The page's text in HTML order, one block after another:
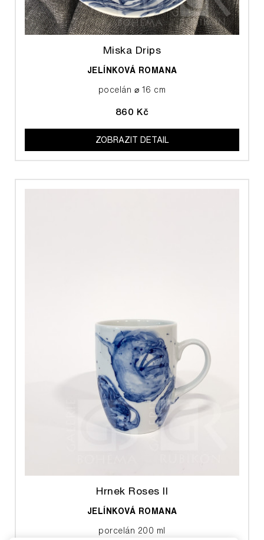
Miska Drips
JELÍNKOVÁ ROMANA
pocelán ⌀ 16 cm
860 Kč
ZOBRAZIT DETAIL
Hrnek Roses II
JELÍNKOVÁ ROMANA
porcelán 200 ml